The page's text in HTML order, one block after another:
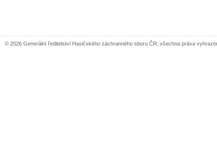
© 2026 Generální ředitelství Hasičského záchranného sboru ČR, všechna práva